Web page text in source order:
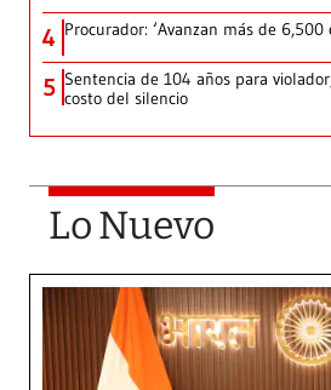
4 Procurador: ‘Avanzan más de 6,500
5 Sentencia de 104 años para
costo del silencio
Lo Nuevo